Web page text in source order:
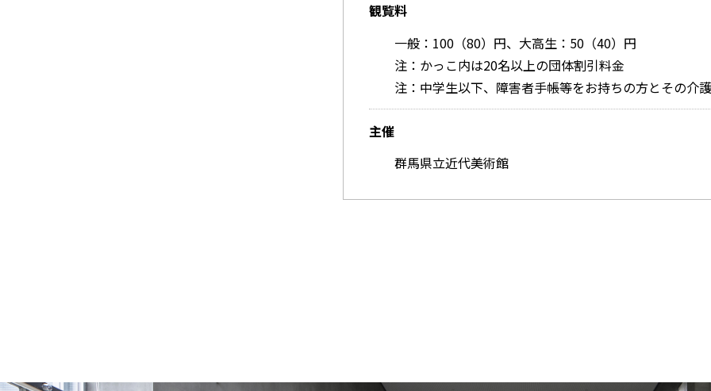
観覧料
一般：100（80）円、大高生：50（40）円
注：かっこ内は20名以上の団体割引料金
注：中学生以下、障害者手帳等をお持ちの方とその介
主催
群馬県立近代美術館